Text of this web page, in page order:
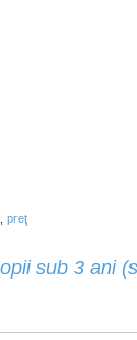
preţ
sub 3 ani